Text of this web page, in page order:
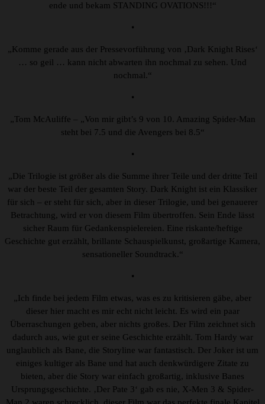
ende und bekam STANDING OVATIONS!!!“
•
„Komme gerade aus der Pressevorführung von ‚Dark Knight Rises‘
… so geil … kann nicht abwarten ihn nochmal zu sehen. Und
nochmal.“
•
„Tom McAuliffe – „Von mir gibt’s 9 von 10. Amazing Spider-Man
steht bei 7.5 und die Avengers bei 8.5“
•
„Die Trilogie ist größer als die Summe ihrer Teile und der dritte Teil
war der beste Teil der gesamten Story. Dark Knight ist ein Klassiker
für sich – er steht für sich, aber in dieser Trilogie, und bei genauerer
Betrachtung, wird er von diesem Film übertroffen. Sein Ende lässt
sicher Raum für Gedankenspielereien. Eine riskante/heftige
Geschichte gut erzählt, brillante Schauspielkunst, großartige Kamera,
sensationeller Soundtrack.“
•
„Ich finde bei jedem Film etwas, was es zu kritisieren gäbe, aber
dieser hier macht es mir echt nicht leicht. Es wird ein paar
Überraschungen geben, aber nichts großes. Der Film zeichnet sich
dadurch aus, wie gut er seine Geschichte erzählt. Tom Hardy war
unglaublich als Bane, die Storyline war fantastisch. Der Joker ist um
einiges kultiger als Bane und hat auch denkwürdigere Zitate zu
bieten, aber die Story war einfach großartig, inklusive Banes
Ursprungsgeschichte. ‚Der Pate 3‘ gab es nie, X-Men 3 & Spider-